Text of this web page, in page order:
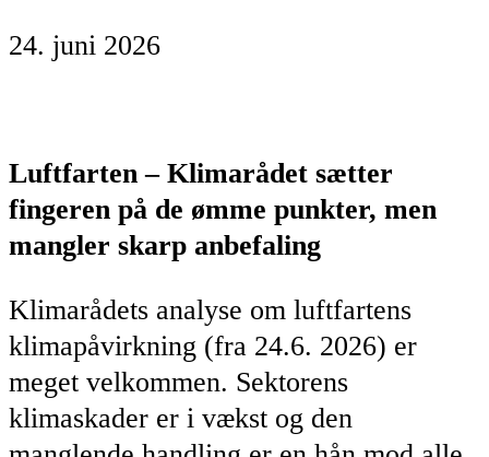
24. juni 2026
Luftfarten – Klimarådet sætter
fingeren på de ømme punkter, men
mangler skarp anbefaling
Klimarådets analyse om luftfartens
klimapåvirkning (fra 24.6. 2026) er
meget velkommen. Sektorens
klimaskader er i vækst og den